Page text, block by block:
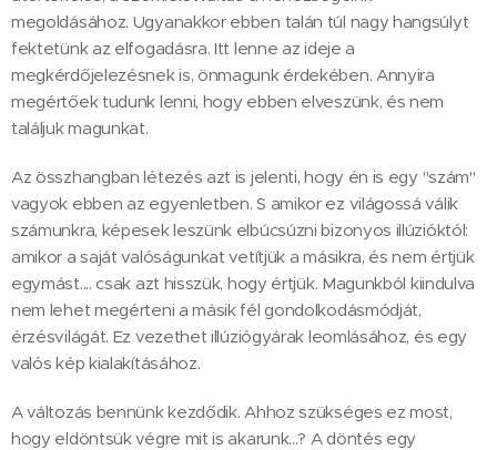
megoldásához. Ugyanakkor ebben talán túl nagy hangsúlyt
fektetünk az elfogadásra. Itt lenne az ideje a
megkérdőjelezésnek is, önmagunk érdekében. Annyira
megértőek tudunk lenni, hogy ebben elveszünk, és nem
találjuk magunkat.
Az összhangban létezés azt is jelenti, hogy én is egy "szám"
vagyok ebben az egyenletben. S amikor ez világossá válik
számunkra, képesek leszünk elbúcsúzni bizonyos illúzióktól:
amikor a saját valóságunkat vetítjük a másikra, és nem értjük
egymást.... csak azt hisszük, hogy értjük. Magunkból kiindulva
nem lehet megérteni a másik fél gondolkodásmódját,
érzésvilágát. Ez vezethet illúziógyárak leomlásához, és egy
valós kép kialakításához.
A változás bennünk kezdődik. Ahhoz szükséges ez most,
hogy eldöntsük végre mit is akarunk...? A döntés egy